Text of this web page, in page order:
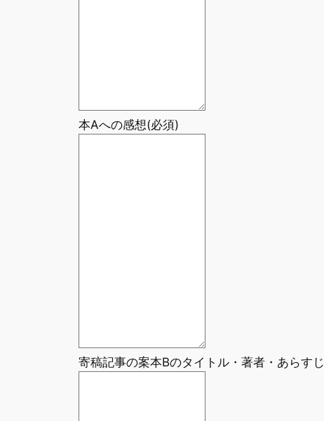
本Aへの感想(必須)
寄稿記事の案本Bのタイトル・著者・あらすじ